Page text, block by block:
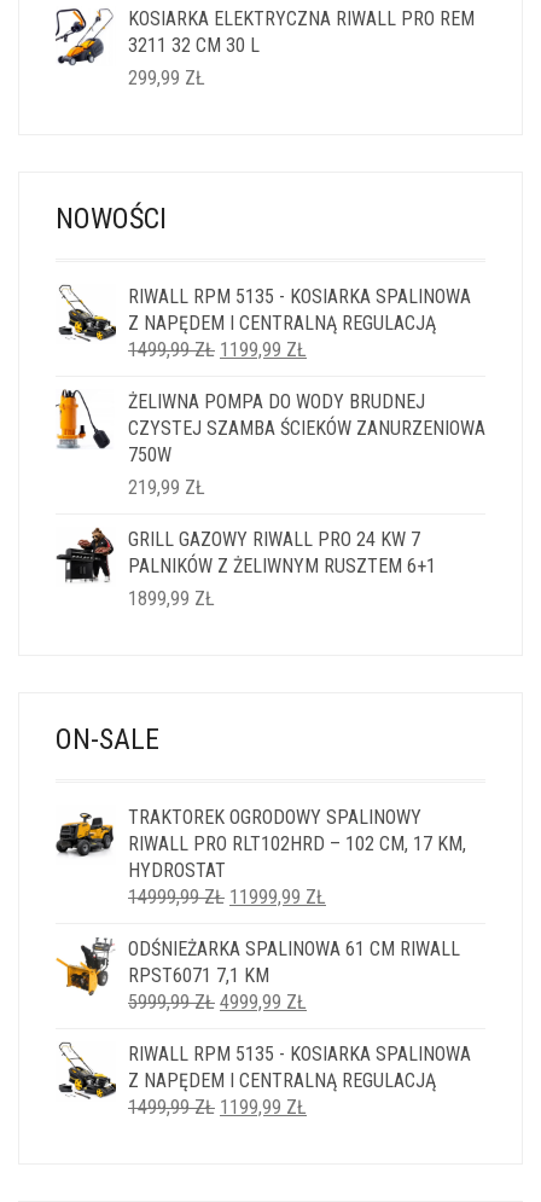
KOSIARKA ELEKTRYCZNA RIWALL PRO REM
3211 32 CM 30 L
299,99 ZŁ
NOWOŚCI
RIWALL RPM 5135 - KOSIARKA SPALINOWA
Z NAPĘDEM I CENTRALNĄ REGULACJĄ
1499,99ZŁ PIERWOTNA
WYNOSIŁA:
1499,99 ZŁ.
1199,99 ZŁ
WYNOSI:
1199,99 ZŁ.
ŻELIWNA POMPA DO WODY BRUDNEJ
CZYSTEJ SZAMBA ŚCIEKÓW ZANURZENIOWA
750W
219,99 ZŁ
GRILL GAZOWY RIWALL PRO 24 KW 7
PALNIKÓW Z ŻELIWNYM RUSZTEM 6+1
1899,99 ZŁ
ON-SALE
TRAKTOREK OGRODOWY SPALINOWY
RIWALL PRO RLT102HRD – 102 CM, 17 KM,
HYDROSTAT
14999,99ZŁ PIERWOTNA
WYNOSIŁA:
14999,99 ZŁ.
11999,99 ZŁ
WYNOSI:
ODŚNIEŻARKA SPALINOWA 61 CM RIWALL
RPST6071 7,1 KM
5999,99ZŁ PIERWOTNA
WYNOSIŁA:
5999,99 ZŁ.
4999,99 ZŁ
WYNOSI:
4999,99 ZŁ.
RIWALL RPM 5135 - KOSIARKA SPALINOWA
Z NAPĘDEM I CENTRALNĄ REGULACJĄ
1499,99ZŁ PIERWOTNA
1199,99 ZŁ